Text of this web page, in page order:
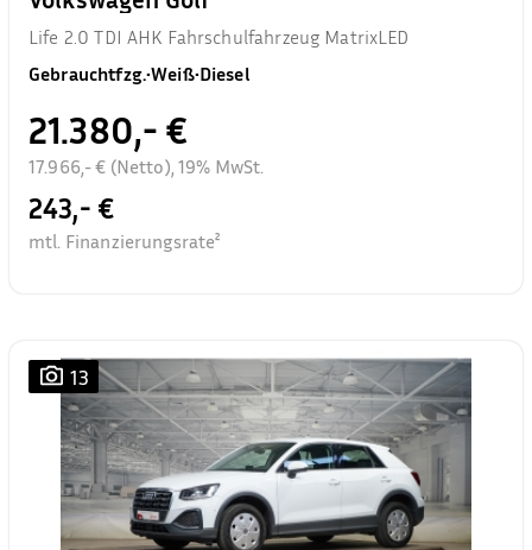
Life 2.0 TDI AHK Fahrschulfahrzeug MatrixLED
Gebrauchtfzg.•Weiß•Diesel
21.380,- €
17.966,- € (Netto), 19% MwSt.
243,- €
mtl. Finanzierungsrate²
13